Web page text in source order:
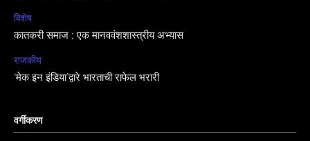
विशेष
कातकरी समाज : एक मानववंशशास्त्रीय अभ्यास
राजकीय
‘मेक इन इंडिया’द्वारे भारताची राफेल भरारी
वर्गीकरण